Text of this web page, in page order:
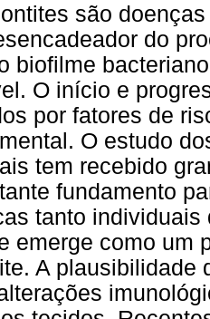
são
do
biofilme
O início e
por fatores de
O estudo
tem recebido
fundamento
tanto
emerge como um
A plausibilidade